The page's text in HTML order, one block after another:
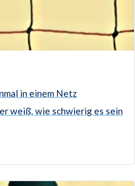
in einem Netz
weiß, wie schwierig es sein